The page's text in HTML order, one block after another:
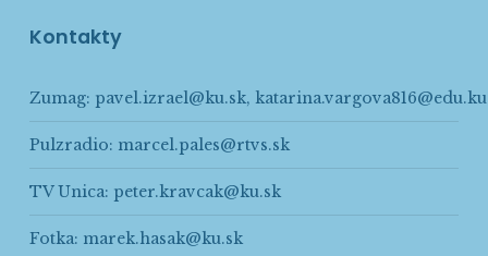
Kontakty
Zumag: pavel.izrael@ku.sk,
Pulzradio: marcel.pales@rtvs.sk
TV Unica: peter.kravcak@ku.sk
Fotka: marek.hasak@ku.sk